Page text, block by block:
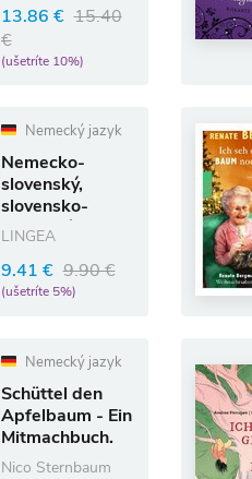
13.86 € 15.40
€
(ušetríte 10%)
Nemecký jazyk
Nemecko-
slovenský,
slovensko-
nemecký
LINGEA
9.41 € 9.90 €
(ušetríte 5%)
Nemecký jazyk
Schüttel den
Apfelbaum - Ein
Mitmachbuch.
Für Kinder von 2
Nico Sternbaum